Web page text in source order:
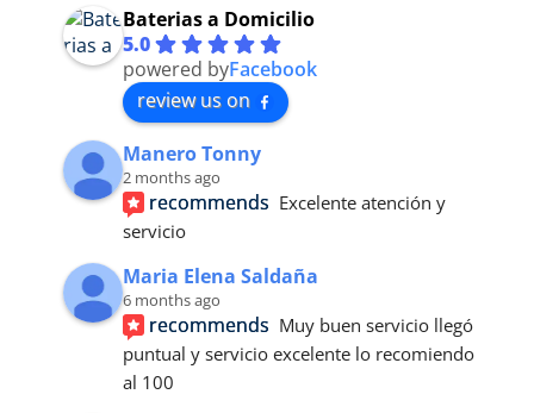
Baterias a Domicilio
5.0
powered byFacebook
review us on
Manero Tonny
2 months ago
recommends Excelente atención y
servicio
Maria Elena Saldaña
6 months ago
recommends Muy buen servicio llegó
puntual y servicio excelente lo recomiendo
al 100